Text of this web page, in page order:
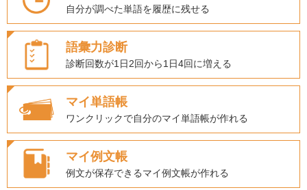
自分が調べた単語を履歴に残せる
語彙力診断
診断回数が1日2回から1日4回に増える
マイ単語帳
ワンクリックで自分のマイ単語帳が作れる
マイ例文帳
例文が保存できるマイ例文帳が作れる